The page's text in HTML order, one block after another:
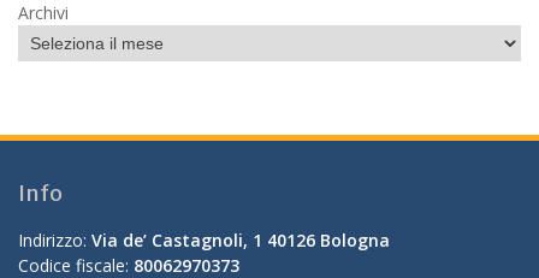
Archivi
Info
Indirizzo: Via de’ Castagnoli, 1 40126 Bologna
Codice fiscale: 80062970373